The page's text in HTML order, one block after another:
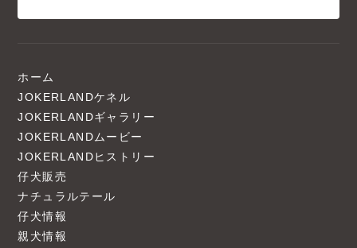
ホーム
JOKERLANDケネル
JOKERLANDギャラリー
JOKERLANDムービー
JOKERLANDヒストリー
仔犬販売
ナチュラルテール
仔犬情報
親犬情報